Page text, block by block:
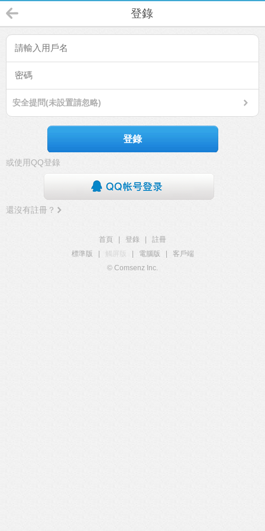
登錄
安全提問(未設置請忽略)
登錄
或使用QQ登錄
還沒有註冊？
首頁 登錄
註冊
標準版
觸屏版 電腦版
客戶端
© Comsenz Inc.